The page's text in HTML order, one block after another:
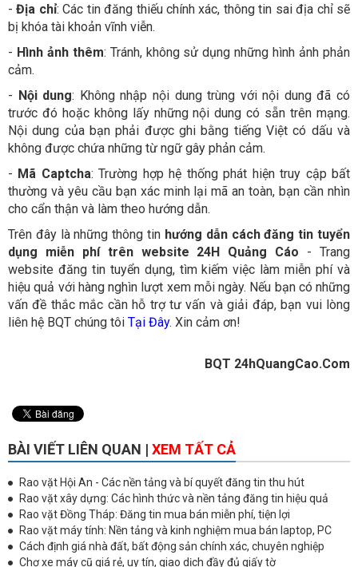
-Địa chỉ: Các tin đăng thiếu chính xác, thông tin sai địa chỉ sẽ
bị khóa tài khoản vĩnh viễn.
- Hình ảnh thêm: Tránh, không sử dụng những hình ảnh phản
cảm.
- Nội dung: Không nhập nội dung trùng với nội dung đã có
trước đó hoặc không lấy những nội dung có sẵn trên mạng.
Nội dung của bạn phải được ghi bằng tiếng Việt có dấu và
không được chứa những từ ngữ gây phản cảm.
- Mã Captcha: Trường hợp hệ thống phát hiện truy cập bất
thường và yêu cầu bạn xác minh lại mã an toàn, bạn cần nhìn
cho cẩn thận và làm theo hướng dẫn.
Trên đây là những thông tin hướng dẫn cách đăng tin tuyển
dụng miễn phí trên website 24H Quảng Cáo - Trang
website đăng tin tuyển dụng, tìm kiếm việc làm miễn phí và
hiệu quả với hàng nghìn lượt xem mỗi ngày. Nếu bạn có những
vấn đề thắc mắc cần hỗ trợ tư vấn và giải đáp, bạn vui lòng
liên hệ BQT chúng tôi Tại Đây. Xin cảm ơn!
BQT 24hQuangCao.Com
BÀI VIẾT LIÊN QUAN | XEM TẤT CẢ
Rao vặt Hội An - Các nền tảng và bí quyết đăng tin thu hút
Rao vặt xây dựng: Các hình thức và nền tảng đăng tin hiệu quả
Rao vặt Đồng Tháp: Đăng tin mua bán miễn phí, tiện lợi
Rao vặt máy tính: Nền tảng và kinh nghiệm mua bán laptop, PC
Cách định giá nhà đất, bất động sản chính xác, chuyên nghiệp
Chợ xe máy cũ giá rẻ, uy tín, giao dịch đầy đủ giấy tờ